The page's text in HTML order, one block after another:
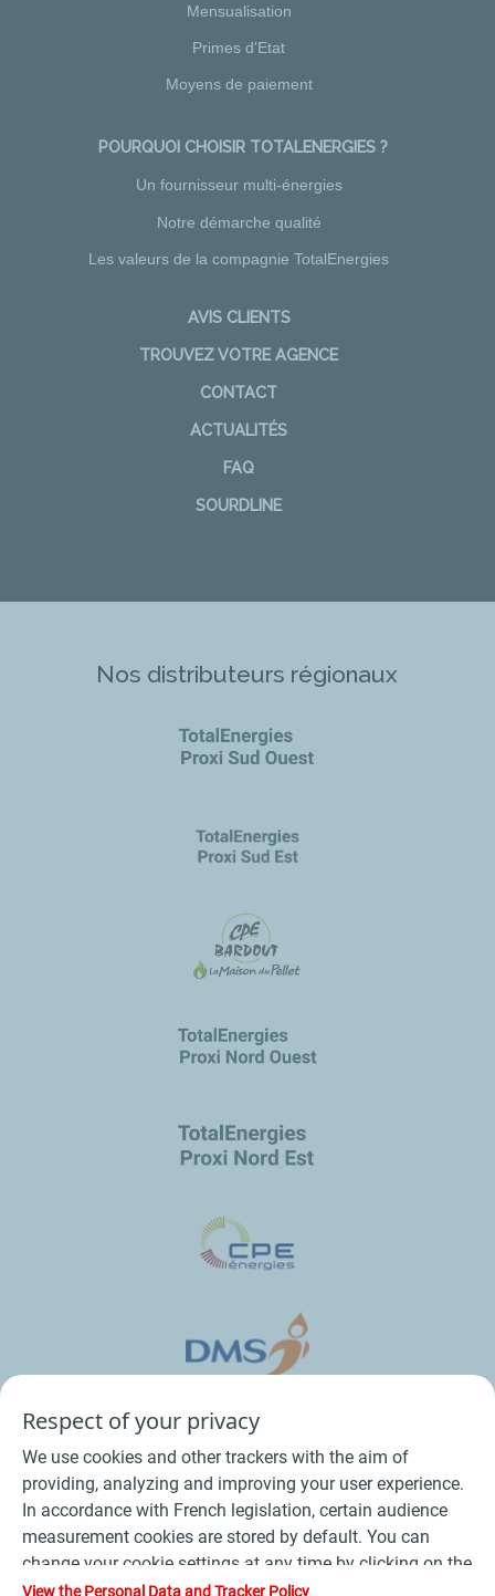
Mensualisation
Primes d'Etat
Moyens de paiement
POURQUOI CHOISIR TOTALENERGIES ?
Un fournisseur multi-énergies
Notre démarche qualité
Les valeurs de la compagnie TotalEnergies
AVIS CLIENTS
TROUVEZ VOTRE AGENCE
CONTACT
ACTUALITÉS
FAQ
SOURDLINE
Nos distributeurs régionaux
Conditions Générales de Vente Bois
Respect of your privacy
We use cookies and other trackers with the aim of
providing, analyzing and improving your user experience.
In accordance with French legislation, certain audience
measurement cookies are stored by default. You can
change your cookie settings at any time by clicking on the
"Manage my cookies" button. By clicking on the "Accept"
View the Personal Data and Tracker Policy